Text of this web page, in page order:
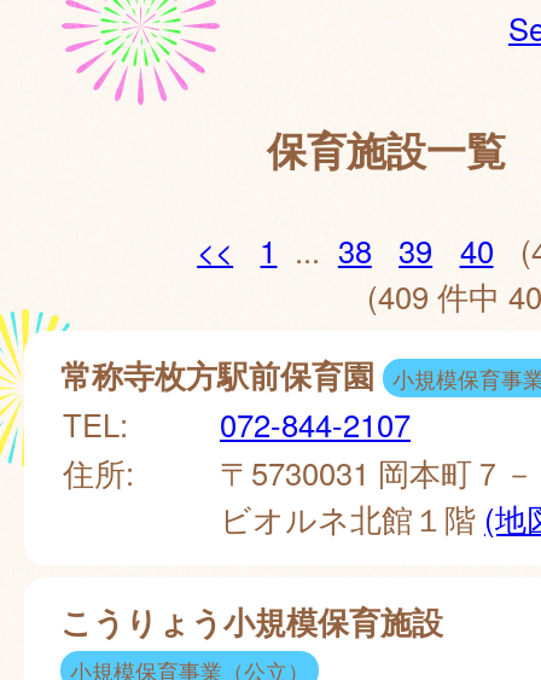
保育施設一覧
<< 1 ... 38 39 40
(409 件中
常称寺枚方駅前保育園 小規模保育事
TEL:
072-844-2107
住所:
〒5730031 岡本町７
ビオルネ北館１階 (地
こうりょう小規模保育施設
小規模保育事業（公立）